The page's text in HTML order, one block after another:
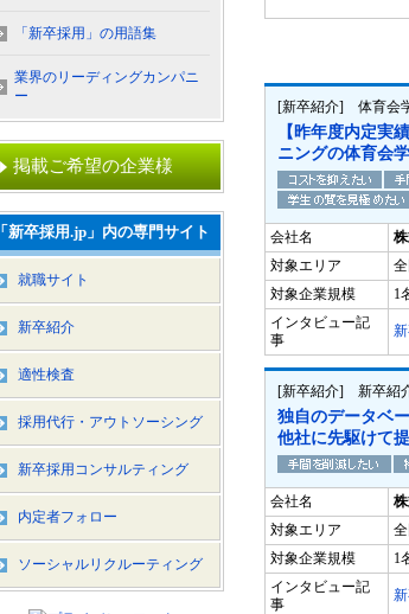
[新卒紹介] 体育会
【昨年度内定実
ニングの体育会
会社名
対象エリア
対象企業規模
1
インタビュー記
事
[新卒紹介] 新卒紹
独自のデータベ
他社に先駆けて
会社名
対象エリア
対象企業規模
1
インタビュー記
事
「新卒採用」の用語集
業界のリーディングカンパニ
ー
掲載ご希望の企業様
「新卒採用.jp」内の専門サイト
就職サイト
新卒紹介
適性検査
採用代行・アウトソーシング
新卒採用コンサルティング
内定者フォロー
ソーシャルリクルーティング